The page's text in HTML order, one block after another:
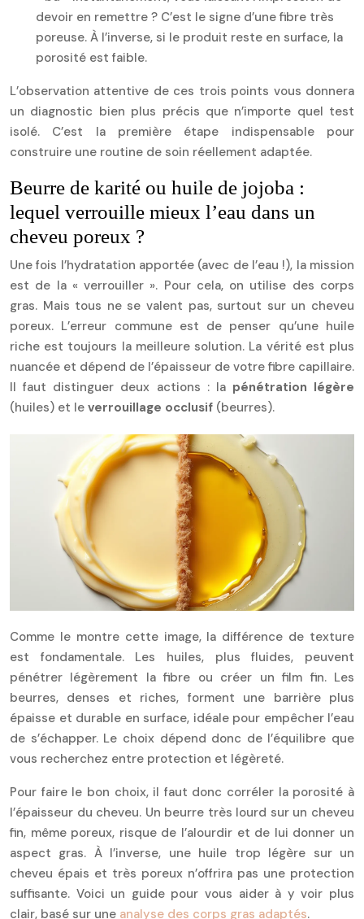
devoir en remettre ? C’est le signe d’une fibre très
poreuse. À l’inverse, si le produit reste en surface, la
porosité est faible.
L’observation attentive de ces trois points vous donnera
un diagnostic bien plus précis que n’importe quel test
isolé. C’est la première étape indispensable pour
construire une routine de soin réellement adaptée.
Beurre de karité ou huile de jojoba :
lequel verrouille mieux l’eau dans un
cheveu poreux ?
Une fois l’hydratation apportée (avec de l’eau !), la mission
est de la « verrouiller ». Pour cela, on utilise des corps
gras. Mais tous ne se valent pas, surtout sur un cheveu
poreux. L’erreur commune est de penser qu’une huile
riche est toujours la meilleure solution. La vérité est plus
nuancée et dépend de l’épaisseur de votre fibre capillaire.
Il faut distinguer deux actions : la pénétration légère
(huiles) et le verrouillage occlusif (beurres).
Comme le montre cette image, la différence de texture
est fondamentale. Les huiles, plus fluides, peuvent
pénétrer légèrement la fibre ou créer un film fin. Les
beurres, denses et riches, forment une barrière plus
épaisse et durable en surface, idéale pour empêcher l’eau
de s’échapper. Le choix dépend donc de l’équilibre que
vous recherchez entre protection et légèreté.
Pour faire le bon choix, il faut donc corréler la porosité à
l’épaisseur du cheveu. Un beurre très lourd sur un cheveu
fin, même poreux, risque de l’alourdir et de lui donner un
aspect gras. À l’inverse, une huile trop légère sur un
cheveu épais et très poreux n’offrira pas une protection
suffisante. Voici un guide pour vous aider à y voir plus
clair, basé sur une analyse des corps gras adaptés.